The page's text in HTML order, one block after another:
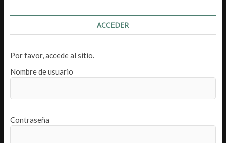
ACCEDER
Por favor, accede al sitio.
Nombre de usuario
Contraseña